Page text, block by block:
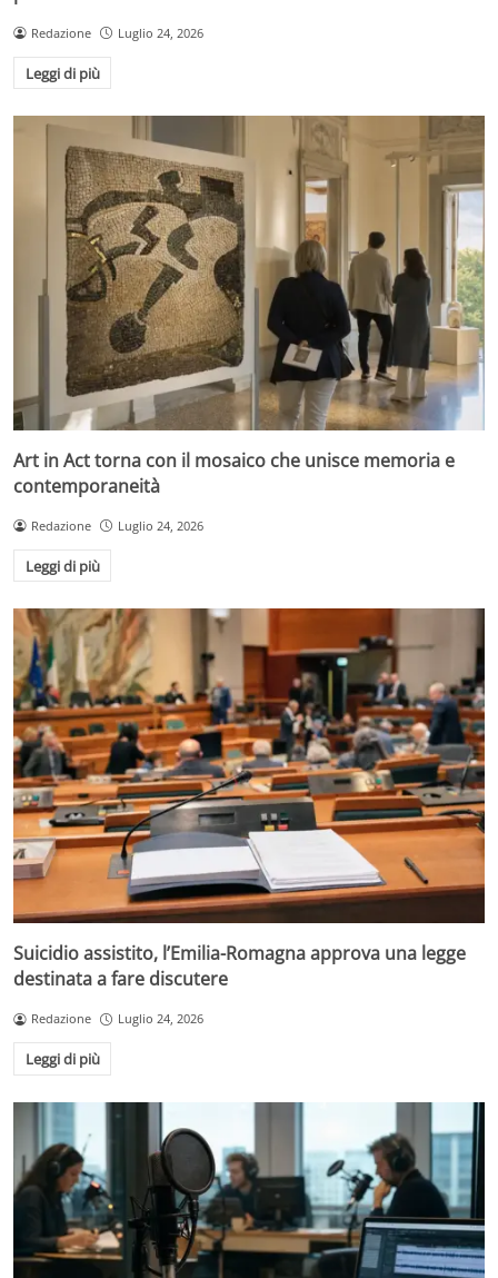
Redazione Luglio 24, 2026
Leggi di più
Art in Act torna con il mosaico che unisce memoria e
contemporaneità
Redazione Luglio 24, 2026
Leggi di più
Suicidio assistito, l’Emilia-Romagna approva una legge
destinata a fare discutere
Redazione Luglio 24, 2026
Leggi di più